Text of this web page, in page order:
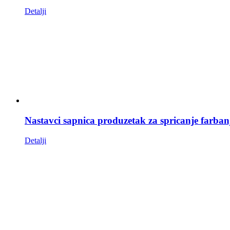
Detalji
Nastavci sapnica produzetak za spricanje
Detalji